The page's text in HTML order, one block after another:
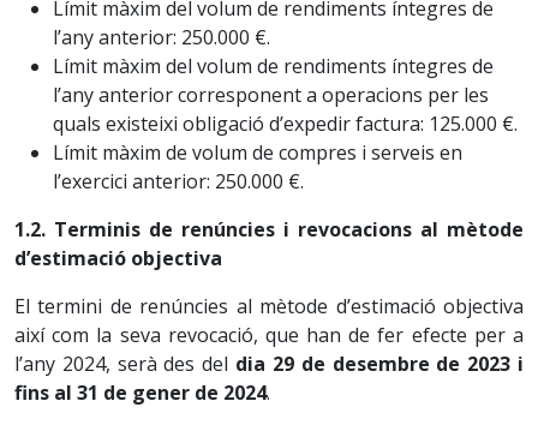
Límit màxim del volum de rendiments íntegres de
l’any anterior: 250.000 €.
Límit màxim del volum de rendiments íntegres de
l’any anterior corresponent a operacions per les
quals existeixi obligació d’expedir factura: 125.000 €.
Límit màxim de volum de compres i serveis en
l’exercici anterior: 250.000 €.
1.2. Terminis de renúncies i revocacions al mètode
d’estimació objectiva
El termini de renúncies al mètode d’estimació objectiva
així com la seva revocació, que han de fer efecte per a
l’any 2024, serà des del dia 29 de desembre de 2023 i
fins al 31 de gener de 2024.